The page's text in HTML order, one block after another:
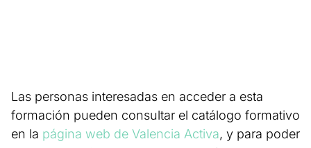
Las personas interesadas en acceder a esta
formación pueden consultar el catálogo formativo
en la página web de Valencia Activa, y para poder